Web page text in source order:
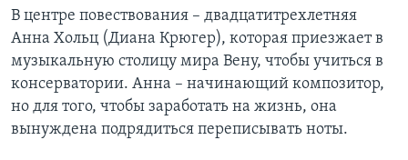
В центре повествования – двадцатитрехлетняя
Анна Хольц (Диана Крюгер), которая приезжает в
музыкальную столицу мира Вену, чтобы учиться в
консерватории. Анна – начинающий композитор,
но для того, чтобы заработать на жизнь, она
вынуждена подрядиться переписывать ноты.